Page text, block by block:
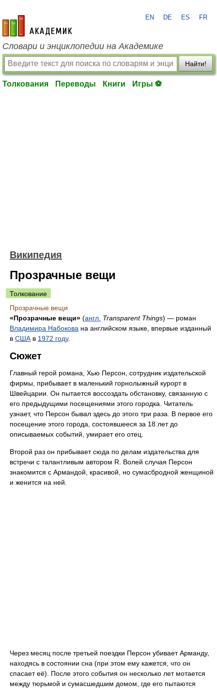
academic.ru
EN DE ES FR
Словари и энциклопедии на Академике
Найти!
Толкования Переводы Книги Игры ⚽
Википедия
Прозрачные вещи
Толкование
Прозрачные вещи
«Прозрачные вещи» (англ. Transparent Things) — роман
Владимира Набокова на английском языке, впервые изданный
в США в 1972 году.
Сюжет
Главный герой романа, Хью Персон, сотрудник издательской
фирмы, прибывает в маленький горнолыжный курорт в
Швейцарии. Он пытается воссоздать обстановку, связанную с
его предыдущими посещениями этого городка. Читатель
узнает, что Персон бывал здесь до этого три раза. В первое его
посещение этого города, состоявшееся за 18 лет до
описываемых событий, умирает его отец.
Второй раз он прибывает сюда по делам издательства для
встречи с талантливым автором R. Волей случая Персон
знакомится с Армандой, красивой, но сумасбродной женщиной
и женится на ней.
Через месяц после третьей поездки Персон убивает Арманду,
находясь в состоянии сна (при этом ему кажется, что он
спасает её). После этого события он несколько лет мотается
между тюрьмой и сумасшедшим домом, где его пытаются